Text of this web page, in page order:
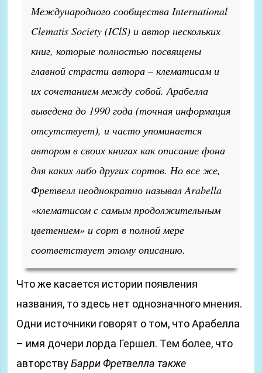
Международного сообщества International
Clematis Society (IClS) и автор нескольких
книг, которые полностью посвящены
главной страсти автора – клематисам и
их сочетанием между собой. Арабелла
выведена до 1990 года (точная информация
отсутствует), и часто упоминается
автором в своих книгах как описание фона
для каких либо других сортов. Но все же,
Фретвелл неоднократно называл Arabella
«клематисом с самым продолжительным
цветением» и сорт в полной мере
соответствует этому описанию.
Что же касается истории появления
названия, то здесь нет однозначного мнения.
Одни источники говорят о том, что Арабелла
– имя дочери лорда Гершел. Тем более, что
авторствуБарри Фретвелла также